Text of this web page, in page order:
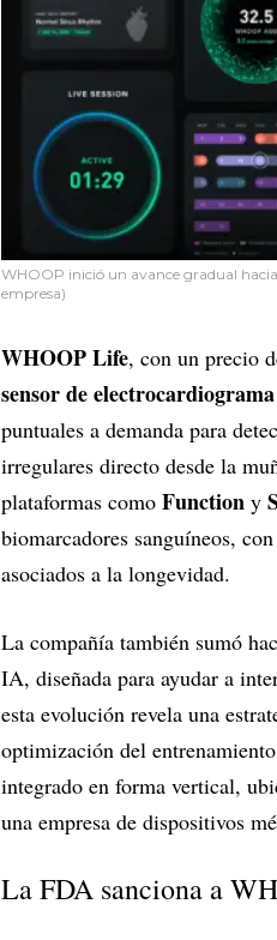
WHOOP inició un avance gradual
empresa)
WHOOP Life, con un precio
sensor de
puntuales a demanda para
irregulares directo desde la
plataformas como Function y
biomarcadores sanguíneos,
asociados a la longevidad.
La compañía también sumó
IA, diseñada para ayudar a
esta evolución revela una
optimización del
integrado en forma vertical,
una empresa de dispositivos
La FDA sanciona a